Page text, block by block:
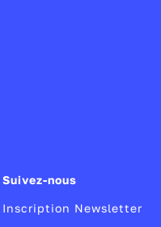
Suivez-nous
Inscription Newsletter